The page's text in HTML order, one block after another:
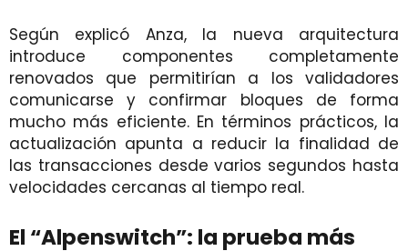
Según explicó Anza, la nueva arquitectura
introduce componentes completamente
renovados que permitirían a los validadores
comunicarse y confirmar bloques de forma
mucho más eficiente. En términos prácticos, la
actualización apunta a reducir la finalidad de
las transacciones desde varios segundos hasta
velocidades cercanas al tiempo real.
El “Alpenswitch”: la prueba más